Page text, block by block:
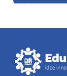
leggere